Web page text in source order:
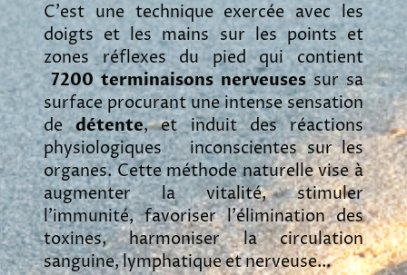
C'est une technique exercée avec les
doigts et les mains sur les points et
zones réflexes du pied qui contient
7200 terminaisons nerveusessur sa
surface procurant une intense sensation
dedétente, et induit des réactions
physiologiques inconscientes sur les
organes.Cette méthode naturelle vise à
augmenter la vitalité, stimuler
l'immunité, favoriser l'élimination des
toxines, harmoniser la circulation
sanguine, lymphatique et nerveuse...